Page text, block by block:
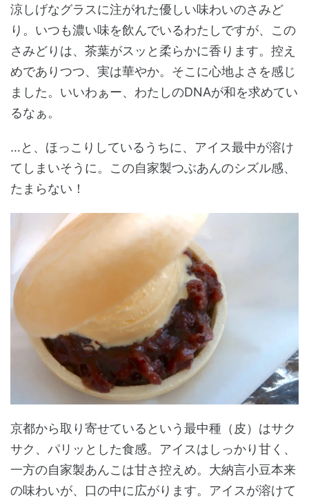
涼しげなグラスに注がれた優しい味わいのさみど
り。いつも濃い味を飲んでいるわたしですが、この
さみどりは、茶葉がスッと柔らかに香ります。控え
めでありつつ、実は華やか。そこに心地よさを感じ
ました。いいわぁー、わたしのDNAが和を求めてい
るなぁ。
…と、ほっこりしているうちに、アイス最中が溶け
てしまいそうに。この自家製つぶあんのシズル感、
たまらない！
京都から取り寄せているという最中種（皮）はサク
サク、パリッとした食感。アイスはしっかり甘く、
一方の自家製あんこは甘さ控えめ。大納言小豆本来
の味わいが、口の中に広がります。アイスが溶けて